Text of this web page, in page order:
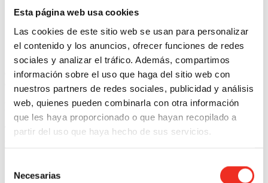
Esta página web usa cookies
Las cookies de este sitio web se usan para personalizar
el contenido y los anuncios, ofrecer funciones de redes
sociales y analizar el tráfico. Además, compartimos
información sobre el uso que haga del sitio web con
nuestros partners de redes sociales, publicidad y análisis
web, quienes pueden combinarla con otra información
que les haya proporcionado o que hayan recopilado a
partir del uso que haya hecho de sus servicios.
Necesarias
Sin duda una de las tardes-noches más esperadas por los niños
durante todo el año y por nosotros por poder acompañar y participar
en esta historia llena de emoción y alegría.
Deja un comentario
Tu dirección de correo electrónico no será publicada. Los campos